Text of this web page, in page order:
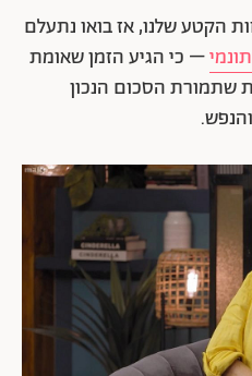
הקטע שלנו, אז בואו נתעלם
– כי הגיע הזמן שאומת
שתמורת הסכום הנכון